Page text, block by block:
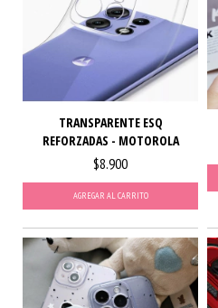
TRANSPARENTE ESQ
REFORZADAS - MOTOROLA
$8.900
AGREGAR AL CARRITO